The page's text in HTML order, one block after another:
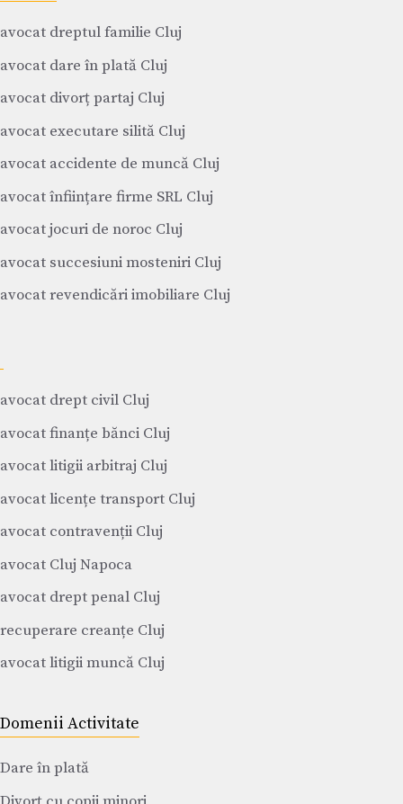
avocat dreptul familie Cluj
avocat dare în plată Cluj
avocat divorț partaj Cluj
avocat executare silită Cluj
avocat accidente de muncă Cluj
avocat înființare firme SRL Cluj
avocat jocuri de noroc Cluj
avocat succesiuni mosteniri Cluj
avocat revendicări imobiliare Cluj
avocat drept civil Cluj
avocat finanțe bănci Cluj
avocat litigii arbitraj Cluj
avocat licențe transport Cluj
avocat contravenții Cluj
avocat Cluj Napoca
avocat drept penal Cluj
recuperare creanțe Cluj
avocat litigii muncă Cluj
Domenii Activitate
Dare în plată